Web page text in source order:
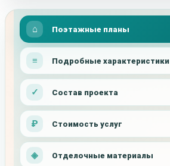
Поэтажные планы
Подробные характеристики
Состав проекта
Стоимость услуг
Отделочные материалы